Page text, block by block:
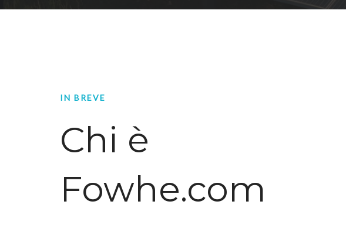
IN BREVE
Chi è
Fowhe.com